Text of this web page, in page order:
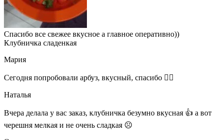
Спасибо все свежее вкусное а главное оперативно))
Клубничка сладенкая
Мария
Сегодня попробовали арбуз, вкусный, спасибо 👍🏻
Наталья
Вчера делала у вас заказ, клубничка безумно вкусная 👍 а вот
черешня мелкая и не очень сладкая ☹